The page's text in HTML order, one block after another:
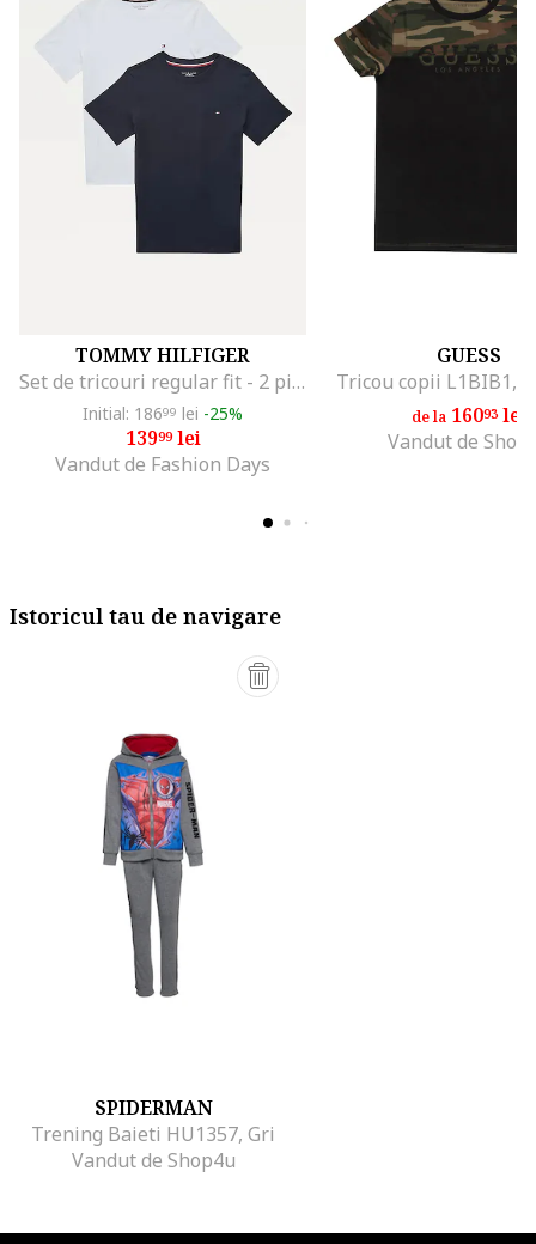
TOMMY HILFIGER
Set de tricouri regular fit - 2 piese, Alb/Albastru inchis
Initial: 18699 lei -25%
13999lei
Vandut de Fashion Days
GUESS
Tricou copii L1BIB1,
de la 16093lei
Vandut de
Istoricul tau de navigare
SPIDERMAN
Trening Baieti HU1357, Gri
Vandut de Shop4u